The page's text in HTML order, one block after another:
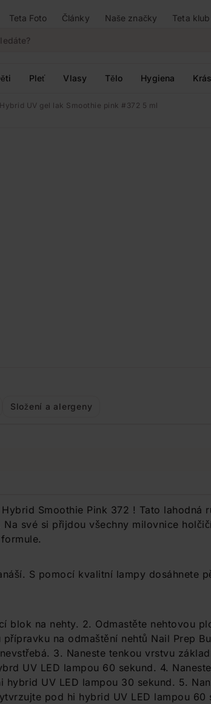
Teta Foto Články Naše značky Teta klub
Pleť Vlasy Tělo Hygiena
UV gel lak Smoothie pink #372 5 ml
Složení a alergeny
Smoothie Pink 372 ! Tato lahodná
své si přijdou všechny milovnice
S pomocí kvalitní lampy dosáhnete
blok na nehty. 2. Odmastěte nehtovou
na odmaštění nehtů Nail Prep
3. Naneste tenkou vrstvu
UV LED lampou 60 sekund. 4.
UV LED lampou 30 sekund. 5.
pod hi hybrid UV LED lampou 60